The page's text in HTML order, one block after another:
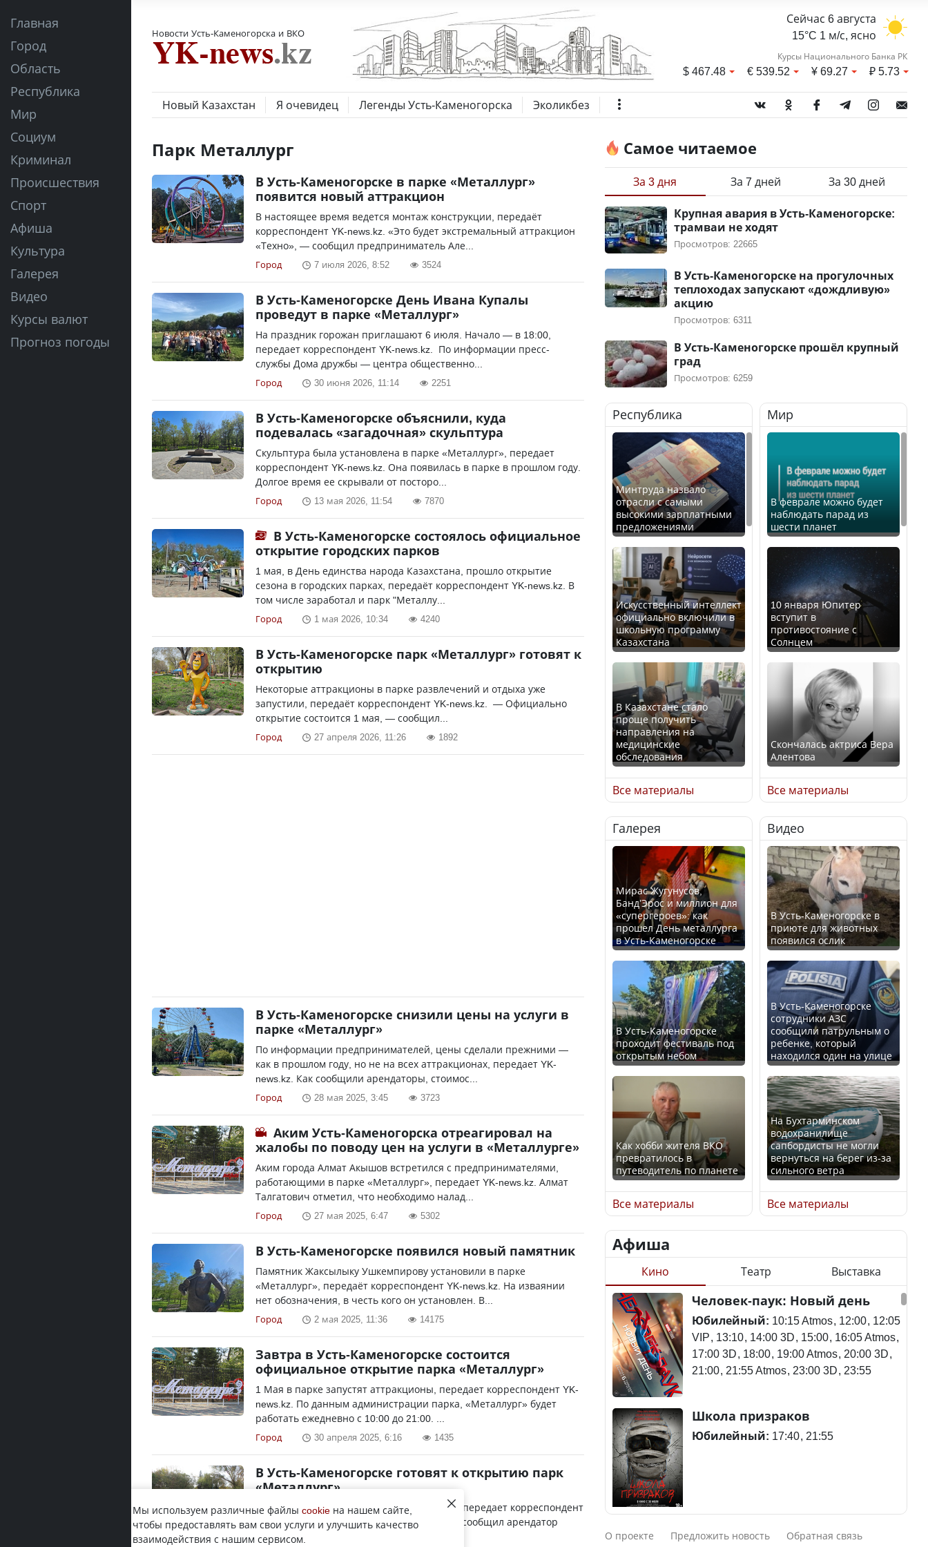
Главная
Город
Область
Республика
Мир
Социум
Криминал
Происшествия
Спорт
Афиша
Культура
Галерея
Видео
Курсы валют
Прогноз погоды
Новости Усть-Каменогорска и ВКО
Сейчас 6 августа
15°C 1 м/с, ясно
Курсы Национального Банка РК
$467.48 €539.52 ¥69.27 ₽5.73
Новый Казахстан Я очевидец Легенды Усть-Каменогорска Эколикбез
Парк Металлург
В Усть-Каменогорске в парке «Металлург»
появится новый аттракцион
В настоящее время ведется монтаж конструкции, передаёт
корреспондент YK-news.kz. «Это будет экстремальный аттракцион
«Техно», — сообщил предприниматель Але...
Город 7 июля 2026, 8:52 3524
В Усть-Каменогорске День Ивана Купалы
проведут в парке «Металлург»
На праздник горожан приглашают 6 июля. Начало — в 18:00,
передает корреспондент YK-news.kz. По информации пресс-
службы Дома дружбы — центра общественно...
Город 30 июня 2026, 11:14 2251
В Усть-Каменогорске объяснили, куда
подевалась «загадочная» скульптура
Скульптура была установлена в парке «Металлург», передает
корреспондент YK-news.kz. Она появилась в парке в прошлом году.
Долгое время ее скрывали от посторо...
Город 13 мая 2026, 11:54 7870
В Усть-Каменогорске состоялось официальное
открытие городских парков
1 мая, в День единства народа Казахстана, прошло открытие
сезона в городских парках, передаёт корреспондент YK-news.kz. В
том числе заработал и парк "Металлу...
Город 1 мая 2026, 10:34 4240
В Усть-Каменогорске парк «Металлург» готовят к
открытию
Некоторые аттракционы в парке развлечений и отдыха уже
запустили, передаёт корреспондент YK-news.kz. — Официально
открытие состоится 1 мая, — сообщил...
Город 27 апреля 2026, 11:26 1892
В Усть-Каменогорске снизили цены на услуги в
парке «Металлург»
По информации предпринимателей, цены сделали прежними —
как в прошлом году, но не на всех аттракционах, передает YK-
news.kz. Как сообщили арендаторы, стоимос...
Город 28 мая 2025, 3:45 3723
Аким Усть-Каменогорска отреагировал на
жалобы по поводу цен на услуги в «Металлурге»
Аким города Алмат Акышов встретился с предпринимателями,
работающими в парке «Металлург», передает YK-news.kz. Алмат
Талгатович отметил, что необходимо налад...
Город 27 мая 2025, 6:47 5302
В Усть-Каменогорске появился новый памятник
Памятник Жаксылыку Ушкемпирову установили в парке
«Металлург», передаёт корреспондент YK-news.kz. На изваянии
нет обозначения, в честь кого он установлен. В...
Город 2 мая 2025, 11:36 14175
Завтра в Усть-Каменогорске состоится
официальное открытие парка «Металлург»
1 Мая в парке запустят аттракционы, передает корреспондент YK-
news.kz. По данным администрации парка, «Металлург» будет
работать ежедневно с 10:00 до 21:00. ...
Город 30 апреля 2025, 6:16 1435
В Усть-Каменогорске готовят к открытию парк
«Металлург»
По традиции аттракционы запустят 1 мая, передает корреспондент
YK-news.kz. «Открытие состоится 1 мая, — сообщил арендатор
парка Александр Измайлов. — Помим...
Самое читаемое
За 3 дня За 7 дней За 30 дней
Крупная авария в Усть-Каменогорске:
трамваи не ходят
Просмотров: 22665
В Усть-Каменогорске на прогулочных
теплоходах запускают «дождливую»
акцию
Просмотров: 6311
В Усть-Каменогорске прошёл крупный
град
Просмотров: 6259
Республика
Минтруда назвало
отрасли с самыми
высокими зарплатными
предложениями
Искусственный интеллект
официально включили в
школьную программу
Казахстана
В Казахстане стало
проще получить
направления на
медицинские
обследования
Қазақстан Орталық Азия
елдері арасында әл-ауқат
индексінде көш бастады
Казахстан возглавил
рейтинг благополучия
среди стран Центральной
Азии
Будут ли представлены
интересы регионов в
Курултае?
Ең төменгі жалақы,
алимент, экология: жеті
партия сайлаушылармен
нені талқылап жатыр?
алименты, экология — о
чем говорят с
избирателями
представители партий
Министр рассказал, из
чего делают колбасу в
Казахстане
почему казахстанские
Все материалы
Мир
В феврале можно будет
наблюдать парад из
шести планет
10 января Юпитер
вступит в
противостояние с
Солнцем
Скончалась актриса Вера
Алентова
В РФ вынесен заочный
приговор по уголовному
делу об убийстве Игоря
Талькова
В России введены
дополнительные
ограничения для
казахстанских прав
Трамп официально
вступил в должность
президента США
Луну признали объектом
культурного наследия,
находящегося под
угрозой исчезновения
Станет ли
метапневмовирус
эпидемией, рассказали в
ВОЗ
потерпел крушение в
Южной Корее, погибли
120 человек
Актау: Путин принес
Все материалы
Галерея
Мирас Жугунусов,
Банд’Эрос и миллион для
«супергероев»: как
прошел День металлурга
в Усть-Каменогорске
В Усть-Каменогорске
проходит фестиваль под
открытым небом
Как хобби жителя ВКО
превратилось в
путеводитель по планете
Все материалы
Видео
В Усть-Каменогорске в
приюте для животных
появился ослик
В Усть-Каменогорске
сотрудники АЗС
сообщили патрульным о
ребенке, который
находился один на улице
На Бухтарминском
водохранилище
сапбордисты не могли
вернуться на берег из-за
сильного ветра
Все материалы
Афиша
Кино Театр Выставка
Человек-паук: Новый день
Юбилейный: 10:15 Atmos 12:00 12:05
VIP 13:10 14:00 3D 15:00 16:05 Atmos
17:00 3D 18:00 19:00 Atmos 20:00 3D
21:00 21:55 Atmos 23:00 3D 23:55
Школа призраков
Юбилейный: 17:40 21:55
Смешарики сквозь вселенные
О проекте Предложить новость
Обратная связь
Мы используем различные файлы cookie на нашем сайте,
чтобы предоставлять вам свои услуги и улучшить качество
взаимодействия с нашим сервисом.